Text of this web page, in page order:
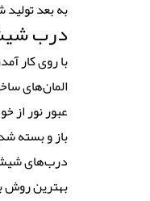
به بعد
درب
با روی کار
المان‌های
عبور نور
باز و بسته
درب‌های
بهترین روش